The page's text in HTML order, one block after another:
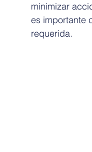
minimizar
es importante
requerida.